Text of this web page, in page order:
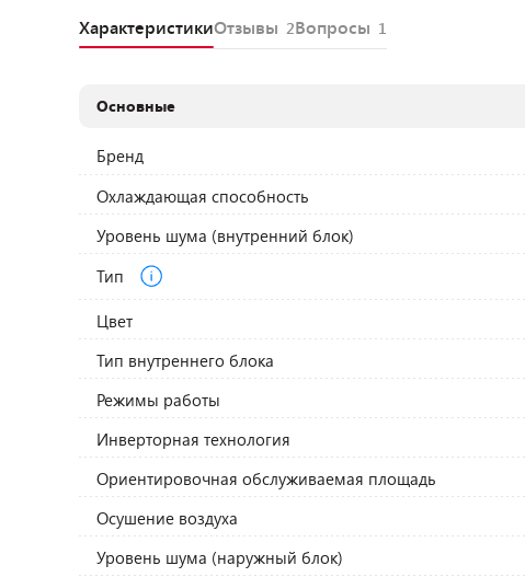
ХарактеристикиОтзывы 2Вопросы 1
Основные
Бренд
Охлаждающая способность
Уровень шума (внутренний блок)
Тип
Цвет
Тип внутреннего блока
Режимы работы
Инверторная технология
Ориентировочная обслуживаемая площадь
Осушение воздуха
Уровень шума (наружный блок)